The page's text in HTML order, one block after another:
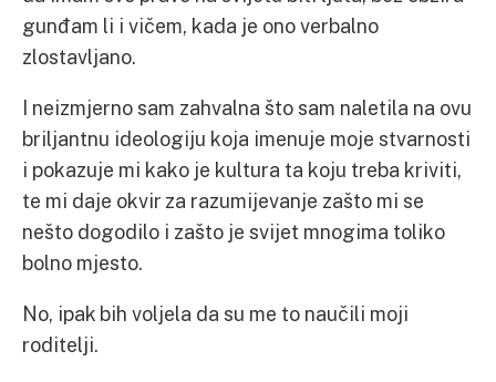
gunđam li i vičem, kada je ono verbalno
zlostavljano.
I neizmjerno sam zahvalna što sam naletila na ovu
briljantnu ideologiju koja imenuje moje stvarnosti
i pokazuje mi kako je kultura ta koju treba kriviti,
te mi daje okvir za razumijevanje zašto mi se
nešto dogodilo i zašto je svijet mnogima toliko
bolno mjesto.
No, ipak bih voljela da su me to naučili moji
roditelji.